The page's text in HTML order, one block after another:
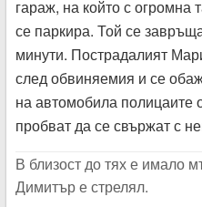
гараж, на който с огромна
се паркира. Той се
минути. Пострадалият
след обвиняемия и се
на автомобила полицаите
пробват да се свържат с
В близост до тях е имало
Димитър е стрелял.